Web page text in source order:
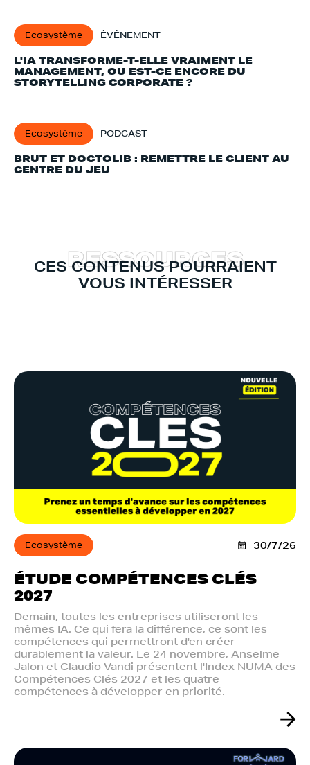
Ecosystème ÉVÉNEMENT
L'IA TRANSFORME-T-ELLE VRAIMENT LE
MANAGEMENT, OU EST-CE ENCORE DU
STORYTELLING CORPORATE ?
Ecosystème PODCAST
BRUT ET DOCTOLIB : REMETTRE LE CLIENT AU
CENTRE DU JEU
CES CONTENUS POURRAIENT
VOUS INTÉRESSER
RESSOURCES
Ecosystème 30/7/26
ÉTUDE COMPÉTENCES CLÉS
2027
Demain, toutes les entreprises utiliseront les
mêmes IA. Ce qui fera la différence, ce sont les
compétences qui permettront d'en créer
durablement la valeur. Le 24 novembre, Anselme
Jalon et Claudio Vandi présentent l'Index NUMA des
Compétences Clés 2027 et les quatre
compétences à développer en priorité.